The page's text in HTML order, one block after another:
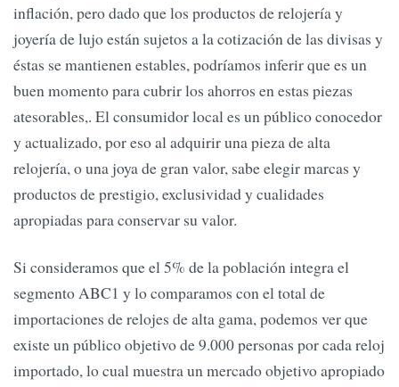
inflación, pero dado que los productos de relojería y
joyería de lujo están sujetos a la cotización de las divisas y
éstas se mantienen estables, podríamos inferir que es un
buen momento para cubrir los ahorros en estas piezas
atesorables,. El consumidor local es un público conocedor
y actualizado, por eso al adquirir una pieza de alta
relojería, o una joya de gran valor, sabe elegir marcas y
productos de prestigio, exclusividad y cualidades
apropiadas para conservar su valor.
Si consideramos que el 5% de la población integra el
segmento ABC1 y lo comparamos con el total de
importaciones de relojes de alta gama, podemos ver que
existe un público objetivo de 9.000 personas por cada reloj
importado, lo cual muestra un mercado objetivo apropiado